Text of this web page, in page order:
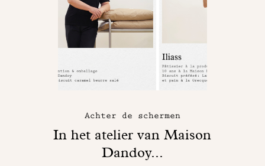
Achter de schermen
In het atelier van Maison
Dandoy...